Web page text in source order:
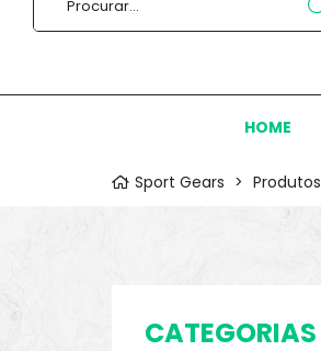
HOME
Sport Gears > Produtos
CATEGORIAS